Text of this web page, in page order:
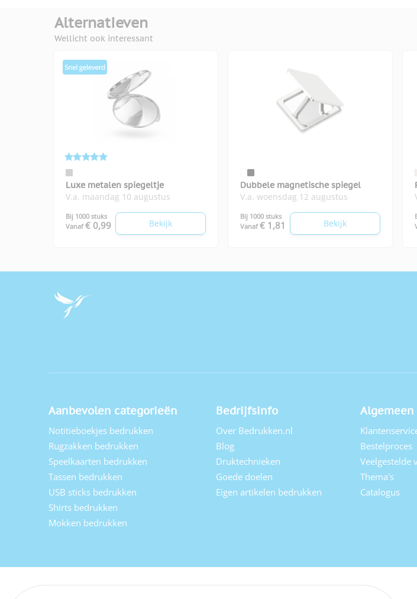
Alternatieven
Wellicht ook interessant
Luxe metalen spiegeltje
V.a. maandag 10 augustus
Bij 1000 stuks
Vanaf € 0,99 Bekijk
Dubbele magnetische spiegel
V.a. woensdag 12 augustus
Bij 1000 stuks
Vanaf € 1,81 Bekijk
Aanbevolen categorieën
Notitieboekjes bedrukken
Rugzakken bedrukken
Speelkaarten bedrukken
Tassen bedrukken
USB sticks bedrukken
Shirts bedrukken
Mokken bedrukken
Bedrijfsinfo
Over Bedrukken.nl
Blog
Druktechnieken
Goede doelen
Eigen artikelen bedrukken
Algemeen
Bestelproces
Veelgestelde
Thema's
Catalogus